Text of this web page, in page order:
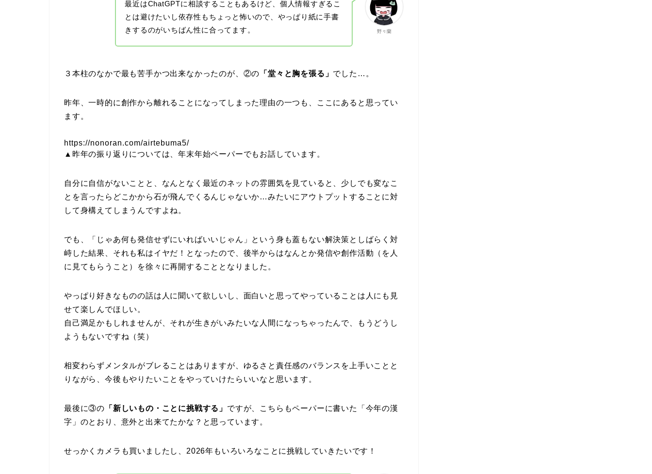
野々蘭
最近はChatGPTに相談することもあるけど、個人情報すぎるこ
とは避けたいし依存性もちょっと怖いので、やっぱり紙に手書
きするのがいちばん性に合ってます。
３本柱のなかで最も苦手かつ出来なかったのが、②の 「堂々と胸を張る」 でした…。
昨年、一時的に創作から離れることになってしまった理由の一つも、ここにあると思ってい
ます。
https://nonoran.com/airtebuma5/
▲昨年の振り返りについては、年末年始ペーパーでもお話しています。
自分に自信がないことと、なんとなく最近のネットの雰囲気を見ていると、少しでも変なこ
とを言ったらどこかから石が飛んでくるんじゃないか…みたいにアウトプットすることに対
して身構えてしまうんですよね。
でも、「じゃあ何も発信せずにいればいいじゃん」という身も蓋もない解決策としばらく対
峙した結果、それも私はイヤだ！となったので、後半からはなんとか発信や創作活動（を人
に見てもらうこと）を徐々に再開することとなりました。
やっぱり好きなものの話は人に聞いて欲しいし、面白いと思ってやっていることは人にも見
せて楽しんでほしい。
自己満足かもしれませんが、それが生きがいみたいな人間になっちゃったんで、もうどうし
ようもないですね（笑）
相変わらずメンタルがブレることはありますが、ゆるさと責任感のバランスを上手いことと
りながら、今後もやりたいことをやっていけたらいいなと思います。
最後に③の 「新しいもの・ことに挑戦する」 ですが、こちらもペーパーに書いた「今年の漢
字」のとおり、意外と出来てたかな？と思っています。
せっかくカメラも買いましたし、2026年もいろいろなことに挑戦していきたいです！